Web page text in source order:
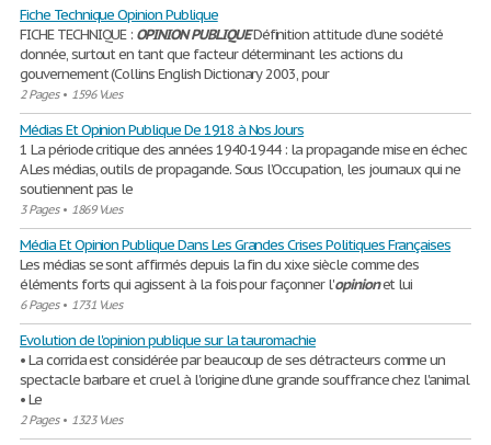
Fiche Technique Opinion Publique
FICHE TECHNIQUE : OPINIONPUBLIQUEDéfinition attitude d’une société
donnée, surtout en tant que facteur déterminant les actions du
gouvernement (Collins English Dictionary 2003, pour
2 Pages• 1596 Vues
Médias Et Opinion Publique De 1918 à Nos Jours
1 La période critique des années 1940-1944 : la propagande mise en échec
A Les médias, outils de propagande. Sous l’Occupation, les journaux qui ne
soutiennent pas le
3 Pages• 1869 Vues
Média Et Opinion Publique Dans Les Grandes Crises Politiques Françaises
Les médias se sont affirmés depuis la fin du xixe siècle comme des
éléments forts qui agissent à la fois pour façonner l'opinionet lui
6 Pages• 1731 Vues
Evolution de l'opinion publique sur la tauromachie
• La corrida est considérée par beaucoup de ses détracteurs comme un
spectacle barbare et cruel à l'origine d'une grande souffrance chez l'animal
• Le
2 Pages• 1323 Vues